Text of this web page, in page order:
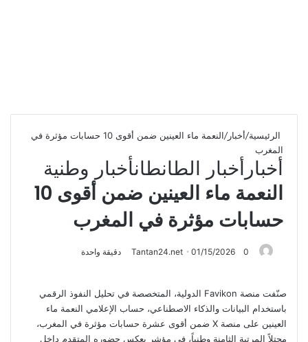
الرئيسية/أخبار/
النعمة ماء العينين ضمن أقوى 10 حسابات مؤثرة في
المغرب
أخبار أخبار الطانطانأخبار وطنية
النعمة ماء العينين ضمن أقوى 10
حسابات مؤثرة في المغرب
Tantan24.net 01/15/2026 0 دقيقة واحدة
صنّفت منصة Favikon الدولية، المتخصصة في تحليل النفوذ الرقمي
باستخدام البيانات والذكاء الاصطناعي، حساب الإعلامي النعمة ماء
العينين على منصة X ضمن أقوى عشرة حسابات مؤثرة في المغرب،
محتلاً المرتبة الثامنة وطنياً، في مؤشر يعكس حضوره المتقدم داخل